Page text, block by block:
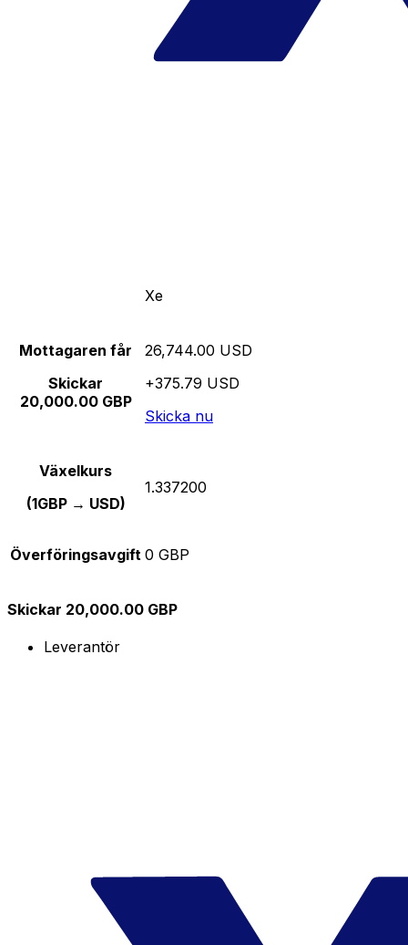
Xe
Mottagaren får
Skickar
20,000.00 GBP
26,744.00 USD
+375.79 USD
Skicka nu
Växelkurs
(1GBP → USD)
1.337200
Överföringsavgift 0 GBP
Skickar 20,000.00 GBP
Leverantör